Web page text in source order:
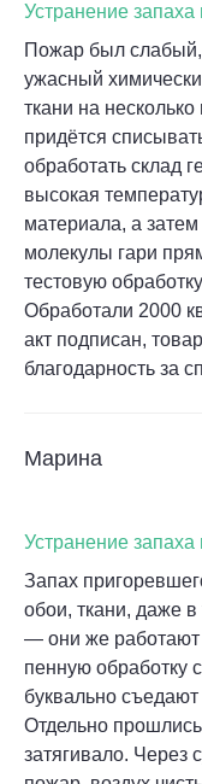
Устранение
Пожар был слабый,
ужасный
ткани на
придётся
обработать склад
высокая
материала, а
молекулы гари
тестовую
Обработали 2000
акт подписан,
благодарность за
Марина
Устранение
Запах
обои, ткани, даже
— они же работают
пенную обработку
буквально съедают
Отдельно
затягивало. Через